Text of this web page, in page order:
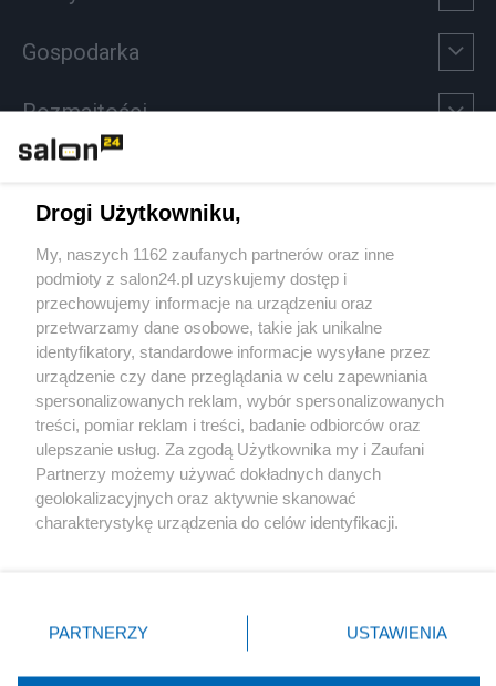
Gospodarka
Rozmaitości
Sport
Społeczeństwo
Kultura
X Facebook Instagram Youtube
Drogi Użytkowniku,
My, naszych 1162 zaufanych partnerów oraz inne
podmioty z salon24.pl uzyskujemy dostęp i
przechowujemy informacje na urządzeniu oraz
przetwarzamy dane osobowe, takie jak unikalne
identyfikatory, standardowe informacje wysyłane przez
urządzenie czy dane przeglądania w celu zapewniania
spersonalizowanych reklam, wybór spersonalizowanych
treści, pomiar reklam i treści, badanie odbiorców oraz
ulepszanie usług. Za zgodą Użytkownika my i Zaufani
Partnerzy możemy używać dokładnych danych
geolokalizacyjnych oraz aktywnie skanować
charakterystykę urządzenia do celów identyfikacji.
zmienić/wycofać klikając przycisk ustawień prywatności
znajdujący się w lewym dolnym rogu strony
rodzaje przetwarzania danych nie wymagają zgody
PARTNERZY USTAWIENIA